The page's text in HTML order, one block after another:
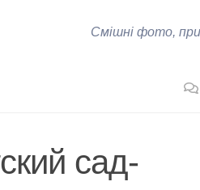
Смішні фото,
сад-